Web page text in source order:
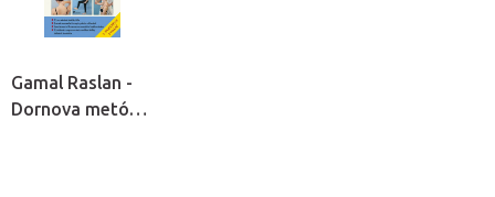
Gamal Raslan -
Dornova metóda